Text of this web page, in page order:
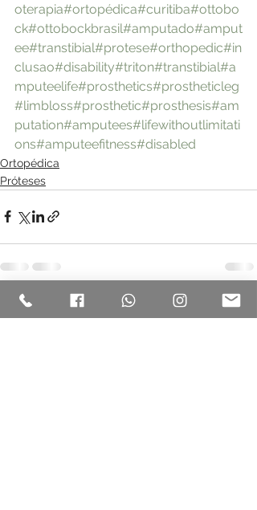
oterapia#ortopédica#curitiba#ottobo
ck#ottobockbrasil#amputado#amput
ee#transtibial#protese#orthopedic#in
clusao#disability#triton#transtibial#a
mputeelife#prosthetics#prostheticleg
#limbloss#prosthetic#prosthesis#am
putation#amputees#lifewithoutlimitati
ons#amputeefitness#disabled
Ortopédica
Próteses
Posts recentes Ver tudo